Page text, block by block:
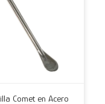
Comet en Acero